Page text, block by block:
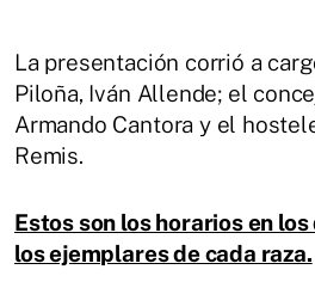
La presentación corrió a
Piloña, Iván Allende; el
Armando Cantora y el
Remis.
Estos son los horarios en
los ejemplares de cada raza.